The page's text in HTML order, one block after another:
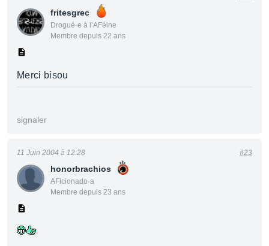
fritesgrec
Drogué·e à l’AFéine
Membre depuis 22 ans
Merci bisou
signaler
honorbrachios
AFicionado·a
Membre depuis 23 ans
11 Juin 2004 à 12:28 #23